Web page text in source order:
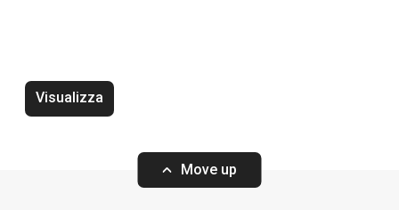
Visualizza
Move up